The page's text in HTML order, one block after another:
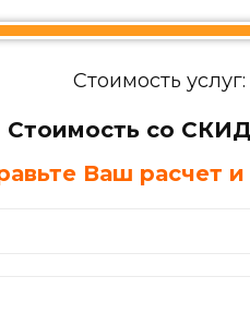
Стоимость услуг:
Стоимость со
Ваш расчет